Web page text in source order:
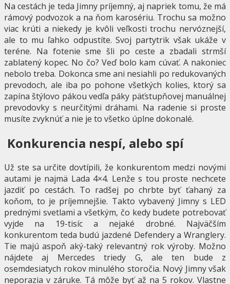
Na cestách je teda Jimny príjemný, aj napriek tomu, že má
rámový podvozok a na ňom karosériu. Trochu sa možno
viac krúti a niekedy je kvôli veľkosti trochu nervóznejší,
ale to mu ľahko odpustíte. Svoj partytrik však ukáže v
teréne. Na fotenie sme šli po ceste a zbadali strmší
zablatený kopec. No čo? Veď bolo kam cúvať. A nakoniec
nebolo treba. Dokonca sme ani nesiahli po redukovaných
prevodoch, ale iba po pohone všetkých kolies, ktorý sa
zapína štýlovo pákou vedľa páky päťstupňovej manuálnej
prevodovky s neurčitými dráhami. Na radenie si proste
musíte zvyknúť a nie je to všetko úplne dokonalé.
Konkurencia nespí, alebo spí
Už ste sa určite dovtípili, že konkurentom medzi novými
autami je najmä Lada 4×4. Lenže s tou proste nechcete
jazdiť po cestách. To radšej po chrbte byť ťahaný za
koňom, to je príjemnejšie. Takto vybavený Jimny s LED
prednými svetlami a všetkým, čo kedy budete potrebovať
vyjde na 19-tisíc a nejaké drobné. Najväčším
konkurentom teda budú jazdené Defendery a Wranglery.
Tie majú aspoň aký-taký relevantný rok výroby. Možno
nájdete aj Mercedes triedy G, ale ten bude z
osemdesiatych rokov minulého storočia. Nový Jimny však
neporazia v záruke. Tá môže byť až na 5 rokov. Vlastne